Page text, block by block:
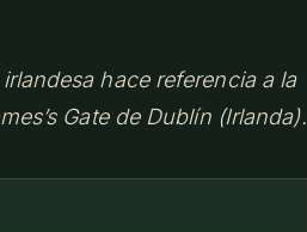
hace referencia a la
Gate de Dublín (Irlanda).